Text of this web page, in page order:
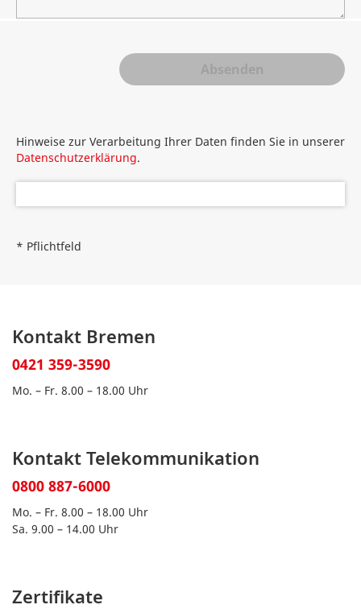
Hinweise zur Verarbeitung Ihrer Daten finden Sie in unserer
Datenschutzerklärung.
* Pflichtfeld
Kontakt Bremen
0421 359-3590
Mo. – Fr. 8.00 – 18.00 Uhr
Kontakt Telekommunikation
0800 887-6000
Mo. – Fr. 8.00 – 18.00 Uhr
Sa. 9.00 – 14.00 Uhr
Zertifikate